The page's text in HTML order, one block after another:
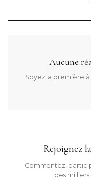
Aucune
Soyez la première
Rejoignez
Commentez,
des